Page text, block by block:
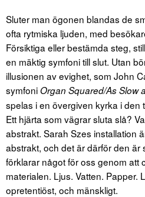
Sluter man ögonen blandas de
ofta rytmiska ljuden, med
Försiktiga eller bestämda steg,
en mäktig symfoni till slut. Utan
illusionen av evighet, som John
symfoniOrgan Squared/As Slow
spelas i en övergiven kyrka i den
Ett hjärta som vägrar sluta slå?
abstrakt. Sarah Szes installation
abstrakt, och det är därför den är
förklarar något för oss genom att
materialen. Ljus. Vatten. Papper.
opretentiöst, och mänskligt.